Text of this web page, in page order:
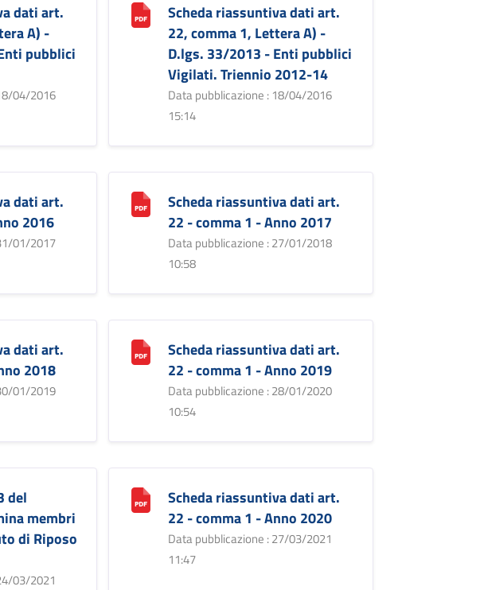
dati art.
A) -
pubblici
04/2016
Scheda riassuntiva dati art.
22, comma 1, Lettera A) -
D.lgs. 33/2013 - Enti pubblici
Vigilati. Triennio 2012-14
Data pubblicazione : 18/04/2016
15:14
dati art.
2016
01/2017
Scheda riassuntiva dati art.
22 - comma 1 - Anno 2017
Data pubblicazione : 27/01/2018
10:58
dati art.
2018
01/2019
Scheda riassuntiva dati art.
22 - comma 1 - Anno 2019
Data pubblicazione : 28/01/2020
10:54
del
membri
di Riposo
03/2021
Scheda riassuntiva dati art.
22 - comma 1 - Anno 2020
Data pubblicazione : 27/03/2021
11:47